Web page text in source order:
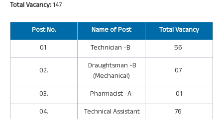
Total Vacancy:147
PostNo. Name of Post
Total Vacancy
01.
Technician -B
56
02.
Draughtsman -B
(Mechanical)
07
03.
Pharmacist -A
01
04.
Technical Assistant
76